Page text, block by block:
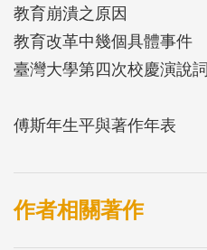
教育崩潰之原因
教育改革中幾個具體事件
臺灣大學第四次校慶演說詞
傅斯年生平與著作年表
作者相關著作